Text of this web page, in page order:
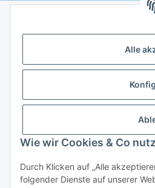
Alle
Wie wir Cookies & Co
Durch Klicken auf „Alle
folgender Dienste auf unserer